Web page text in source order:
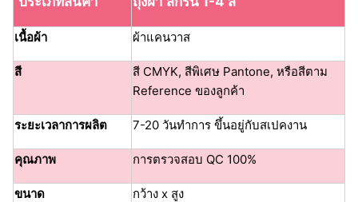
เนื้อผ้า ผ้าแคนวาส
สี
สี CMYK, สีพิเศษ Pantone, หรือสีตาม
Reference ของลูกค้า
ระยะเวลาการผลิต 7-20 วันทำการ ขึ้นอยู่กับสเปคงาน
คุณภาพ การตรวจสอบ QC 100%
ขนาด กว้าง x สูง